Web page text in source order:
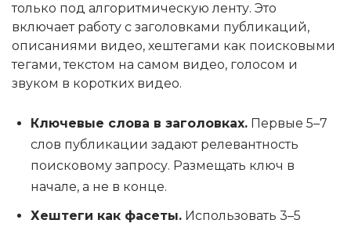
только под алгоритмическую ленту. Это
включает работу с заголовками публикаций,
описаниями видео, хештегами как поисковыми
тегами, текстом на самом видео, голосом и
звуком в коротких видео.
Ключевые слова в заголовках. Первые 5–7
слов публикации задают релевантность
поисковому запросу. Размещать ключ в
начале, а не в конце.
Хештеги как фасеты. Использовать 3–5